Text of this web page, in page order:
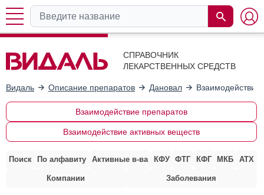
СПРАВОЧНИК
ЛЕКАРСТВЕННЫХ СРЕДСТВ
Видаль Описание препаратов Дановал
Взаимодействие препаратов
Взаимодействие активных веществ
Поиск По алфавиту Активные в-ва КФУ ФТГ КФГ МКБ АТХ
Компании Заболевания